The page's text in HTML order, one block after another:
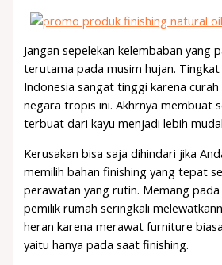
Jangan sepelekan kelembaban yang
terutama pada musim hujan.
Indonesia sangat tinggi karena
negara tropis ini. Akhrnya membuat
terbuat dari kayu menjadi lebih
Kerusakan bisa saja dihindari jika
memilih bahan finishing yang tepat
perawatan yang rutin. Memang
pemilik rumah seringkali
heran karena merawat furniture
yaitu hanya pada saat finishing.